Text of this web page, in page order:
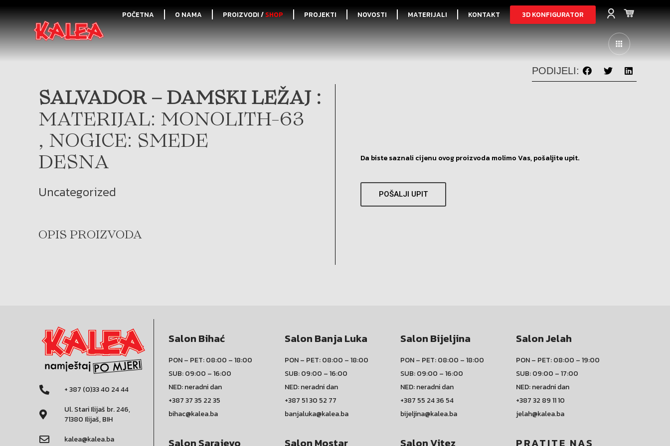
POČETNA O NAMA PROIZVODI /SHOP PROJEKTI NOVOSTI MATERIJALI KONTAKT 3D KONFIGURATOR
PODIJELI:
SALVADOR – DAMSKI LEŽAJ :
MATERIJAL: MONOLITH-63
, NOGICE: SMEDE
DESNA
Uncategorized
OPIS PROIZVODA
Da biste saznali cijenu ovog proizvoda molimo Vas, pošaljite upit.
POŠALJI UPIT
+ 387 (0)33 40 24 44
Ul. Stari Ilijaš br. 246,
71380 Ilijaš, BIH
kalea@kalea.ba
Salon Bihać
PON – PET: 08:00 – 18:00
SUB: 09:00 – 16:00
NED: neradni dan
+387 37 35 22 35
bihac@kalea.ba
Salon Banja Luka
PON – PET: 08:00 – 18:00
SUB: 09:00 – 16:00
NED: neradni dan
+387 51 30 52 77
banjaluka@kalea.ba
Salon Bijeljina
PON – PET: 08:00 – 18:00
SUB: 09:00 – 16:00
NED: neradni dan
+387 55 24 36 54
bijeljina@kalea.ba
Salon Jelah
PON – PET: 08:00 – 19:00
SUB: 09:00 – 17:00
NED: neradni dan
+387 32 89 11 10
jelah@kalea.ba
Salon Sarajevo Salon Mostar Salon Vitez PRATITE NAS